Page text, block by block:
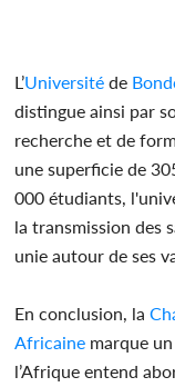
L’Université de
distingue ainsi par
recherche et de
une superficie de
000 étudiants,
la transmission des
unie autour de ses
En conclusion, la
Africaine marque
l’Afrique entend